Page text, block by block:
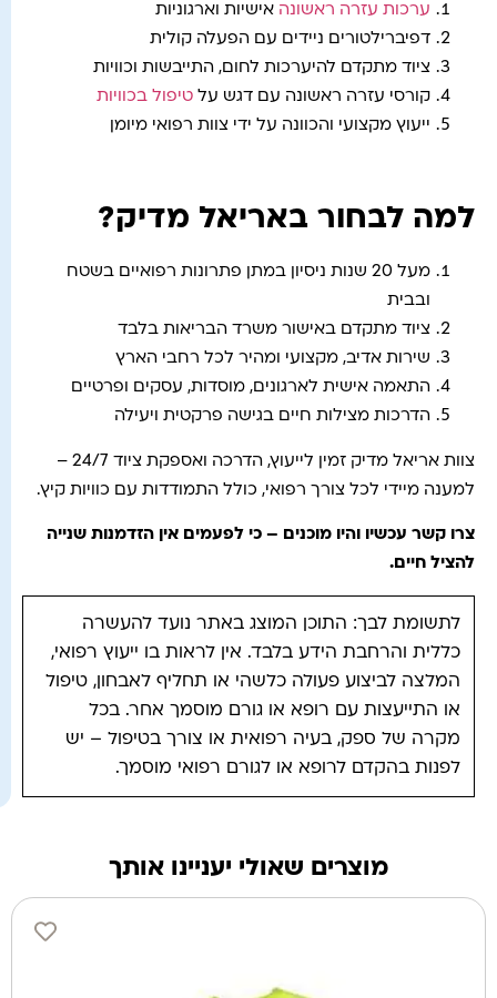
ערכות עזרה ראשונה אישיות וארגוניות
דפיברילטורים ניידים עם הפעלה קולית
ציוד מתקדם להיערכות לחום, התייבשות וכוויות
קורסי עזרה ראשונה עם דגש על טיפול בכוויות
ייעוץ מקצועי והכוונה על ידי צוות רפואי מיומן
למה לבחור באריאל מדיק?
מעל 20 שנות ניסיון במתן פתרונות רפואיים בשטח
ובבית
ציוד מתקדם באישור משרד הבריאות בלבד
שירות אדיב, מקצועי ומהיר לכל רחבי הארץ
התאמה אישית לארגונים, מוסדות, עסקים ופרטיים
הדרכות מצילות חיים בגישה פרקטית ויעילה
צוות אריאל מדיק זמין לייעוץ, הדרכה ואספקת ציוד 24/7 –
למענה מיידי לכל צורך רפואי, כולל התמודדות עם כוויות קיץ.
צרו קשר עכשיו והיו מוכנים – כי לפעמים אין הזדמנות שנייה
להציל חיים.
לתשומת לבך: התוכן המוצג באתר נועד להעשרה
כללית והרחבת הידע בלבד. אין לראות בו ייעוץ רפואי,
המלצה לביצוע פעולה כלשהי או תחליף לאבחון, טיפול
או התייעצות עם רופא או גורם מוסמך אחר. בכל
מקרה של ספק, בעיה רפואית או צורך בטיפול – יש
לפנות בהקדם לרופא או לגורם רפואי מוסמך.
מוצרים שאולי יעניינו אותך